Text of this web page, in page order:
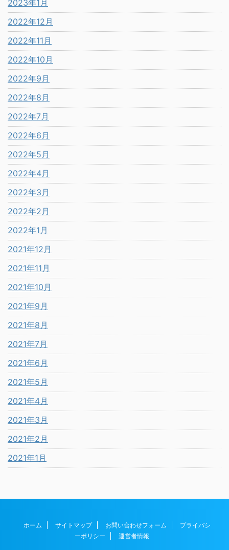
2023年1月
2022年12月
2022年11月
2022年10月
2022年9月
2022年8月
2022年7月
2022年6月
2022年5月
2022年4月
2022年3月
2022年2月
2022年1月
2021年12月
2021年11月
2021年10月
2021年9月
2021年8月
2021年7月
2021年6月
2021年5月
2021年4月
2021年3月
2021年2月
2021年1月
ホーム サイトマップ お問い合わせフォーム
プライバシ
ーポリシー
運営者情報